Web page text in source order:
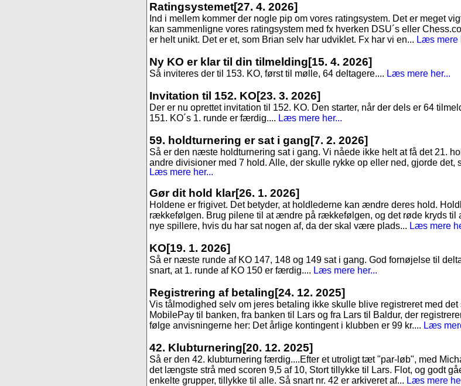
Ratingsystemet[27. 4. 2026]
Ind i mellem kommer der nogle pip om vores ratingsystem. Det er meget
kan sammenligne vores ratingsystem med fx hverken DSU´s eller
er helt unikt. Det er et, som Brian selv har udviklet. Fx har vi en... Læs mere
Ny KO er klar til din tilmelding[15. 4. 2026]
Så inviteres der til 153. KO, først til mølle, 64 deltagere.... Læs mere her...
Invitation til 152. KO[23. 3. 2026]
Der er nu oprettet invitation til 152. KO. Den starter, når der dels er 64
151. KO´s 1. runde er færdig.... Læs mere her...
59. holdturnering er sat i gang[7. 2. 2026]
Så er den næste holdturnering sat i gang. Vi nåede ikke helt at få det 21.
andre divisioner med 7 hold. Alle, der skulle rykke op eller ned, gjorde det,
Læs mere her...
Gør dit hold klar[26. 1. 2026]
Holdene er frigivet. Det betyder, at holdlederne kan ændre deres hold.
rækkefølgen. Brug pilene til at ændre på rækkefølgen, og det røde kryds til
nye spillere, hvis du har sat nogen af, da der skal være plads... Læs mere
KO[19. 1. 2026]
Så er næste runde af KO 147, 148 og 149 sat i gang. God fornøjelse til
snart, at 1. runde af KO 150 er færdig.... Læs mere her...
Registrering af betaling[24. 12. 2025]
Vis tålmodighed selv om jeres betaling ikke skulle blive registreret med
MobilePay til banken, fra banken til Lars og fra Lars til Baldur, der
følge anvisningerne her: Det årlige kontingent i klubben er 99 kr.... Læs
42. Klubturnering[20. 12. 2025]
Så er den 42. klubturnering færdig....Efter et utroligt tæt "par-løb", med
det længste strå med scoren 9,5 af 10, Stort tillykke til Lars. Flot, og godt
enkelte grupper, tillykke til alle. Så snart nr. 42 er arkiveret af... Læs mere